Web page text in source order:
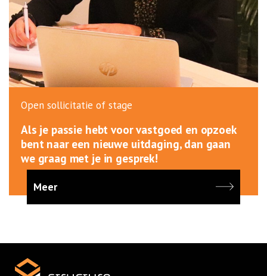
Open sollicitatie of stage
Als je passie hebt voor vastgoed en opzoek
bent naar een nieuwe uitdaging, dan gaan
we graag met je in gesprek!
Meer
Vacatures